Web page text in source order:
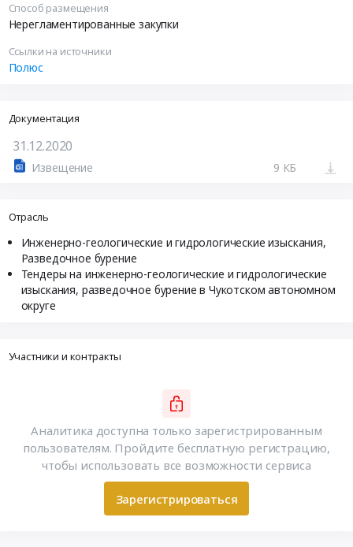
Способ размещения
Нерегламентированные закупки
Ссылки на источники
Полюс
Документация
31.12.2020
Извещение 9 КБ
Отрасль
Инженерно-геологические и гидрологические изыскания,
Разведочное бурение
Тендеры на инженерно-геологические и гидрологические
изыскания, разведочное бурение в Чукотском автономном
округе
Участники и контракты
Аналитика доступна только зарегистрированным
пользователям. Пройдите бесплатную регистрацию,
чтобы использовать все возможности сервиса
Зарегистрироваться